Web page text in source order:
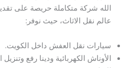
الله شركة متكاملة حريصة على
عالم نقل الاثاث، حيث نوفر:
سيارات نقل العفش داخل الكويت.
الأوناش الكهربائية ودينا رفع